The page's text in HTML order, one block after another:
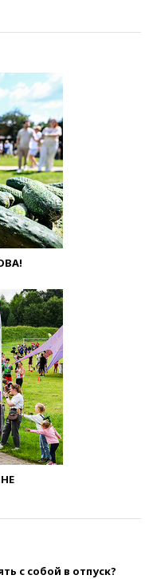
с собой в отпуск?